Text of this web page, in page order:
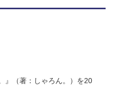
』（著：しゃろん。）を20